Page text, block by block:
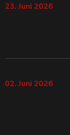
23. Juni 2026
02. Juni 2026